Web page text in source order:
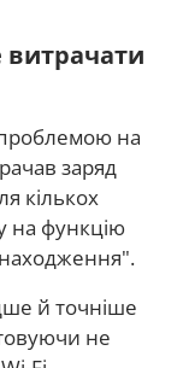
проблемою на
заряд
кількох
на функцію
й точніше
не